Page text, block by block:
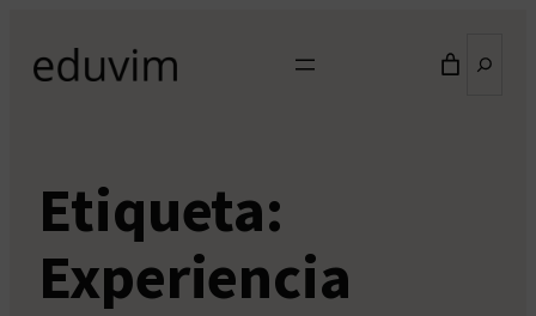
contenido
Etiqueta:
Experiencia